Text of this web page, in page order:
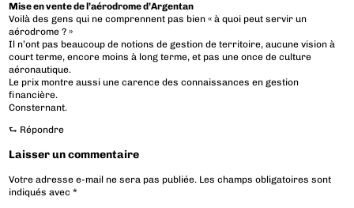
Mise en vente de l’aérodrome d’Argentan
Voilà des gens qui ne comprennent pas bien « à quoi peut servir un
aérodrome ? »
Il n’ont pas beaucoup de notions de gestion de territoire, aucune vision à
court terme, encore moins à long terme, et pas une once de culture
aéronautique.
Le prix montre aussi une carence des connaissances en gestion
financière.
Consternant.
⮑ Répondre
Laisser un commentaire
Votre adresse e-mail ne sera pas publiée. Les champs obligatoires sont
indiqués avec*